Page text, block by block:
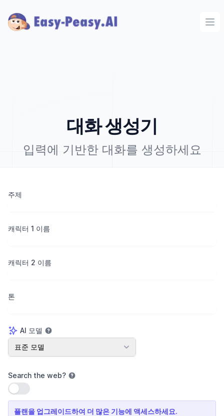
대화 생성기
입력에 기반한 대화를 생성하세요
주제
캐릭터 1 이름
캐릭터 2 이름
톤
AI 모델
AI 모델
표준 모델
Search the web?
설정 사용
플랜을 업그레이드하여 더 많은 기능에 액세스하세요.